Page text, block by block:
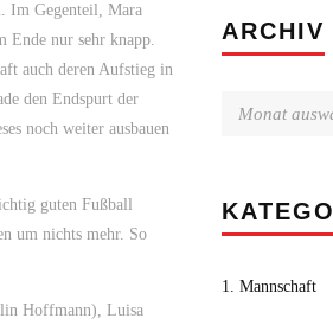
Im Gegenteil, Mara
Ende nur sehr knapp.
auch deren Aufstieg in
den Endspurt der
noch weiter ausbauen
guten Fußball
um nichts mehr. So
Hoffmann), Luisa
ARCHIV
1. Mannschaft